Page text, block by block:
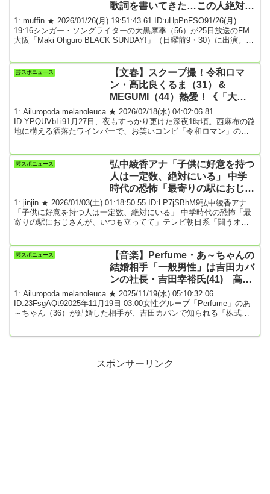
歌詞を書いてきた…この人絶対天
才！」歌詞書く気力無くす
1: muffin ★ 2026/01/26(月) 19:51:43.61 ID:uHpPnFSO91/26(月)
19:16シンガー・ソングライターの大黒摩季（56）が25日放送のFM
大阪「Maki Ohguro BLACK SUNDAY!」（日曜前9・30）に出演。若
事務所「ビーイング」。大黒は「最年少でオーディション受かって
ビーイングに入った時…もうね、天才だらけ！」と回...
芸スポニュース
【文春】スクープ撮！令和ロマ
ン・髙比良くるま（31）＆
MEGUMI（44）熱愛！《「大好
き♡」ラブラブメッセージ》
1: Ailuropoda melanoleuca ★ 2026/02/18(水) 04:02:06.81
ID:YPQUVbLi91月27日、夜もすっかり更けた深夜1時頃。西麻布の路
地に構える洒落たワインバーで、お笑いコンビ「令和ロマン」の髙
る。普段、視聴者に見せる「芸人」としての顔とはまた違った特別
な表情だ。果たして、くるまがゾッコンの女性の正体は……。令和
芸スポニュース
弘中綾香アナ「子供に好意を持つ
人は一定数、絶対にいる」 中学
時代の恐怖「最寄りの駅におじさ
んが、いつも立ってて」
1: jinjin ★ 2026/01/03(土) 01:18:50.55 ID:LP7jSBhM9弘中綾香アナ
「子供に好意を持つ人は一定数、絶対にいる」 中学時代の恐怖「最
寄りの駅におじさんが、いつも立ってて」テレビ朝日系「闘うオン
ンサー・森香澄、ホラン千秋ら２０２５年に活躍した女性たちがニ
ュースを振り返った。未成年が被害の盗撮、痴漢事件などがテーマ
になると弘中アナは学生時代...
芸スポニュース
【音楽】Perfume・あ～ちゃんの
結婚相手「一般男性」は吉田カバ
ンの社長・吉田幸裕氏(41) 高身
長で山本耕史似
1: Ailuropoda melanoleuca ★ 2025/11/19(水) 05:10:32.06
ID:23FsgAQt92025年11月19日 03:00女性グループ「Perfume」のあ
～ちゃん（36）が結婚した相手が、吉田カバンで知られる「株式会
スポンサーリンク